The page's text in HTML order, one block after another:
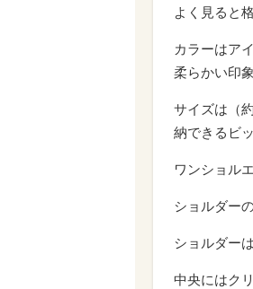
よく見ると
カラーはア
柔らかい印
サイズは（
納できるビ
ワンショル
ショルダー
ショルダー
中央にはク